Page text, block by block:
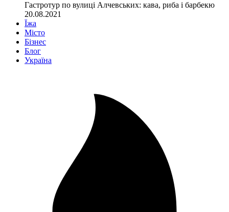
Гастротур по вулиці Алчевських: кава, риба і барбекю
20.08.2021
Їжа
Місто
Бізнес
Блог
Україна